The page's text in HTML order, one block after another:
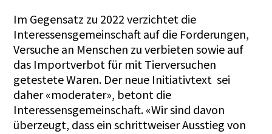
Im Gegensatz zu 2022 verzichtet die
Interessensgemeinschaft auf die Forderungen,
Versuche an Menschen zu verbieten sowie auf
das Importverbot für mit Tierversuchen
getestete Waren. Der neue Initiativtext sei
daher «moderater», betont die
Interessensgemeinschaft. «Wir sind davon
überzeugt, dass ein schrittweiser Ausstieg von